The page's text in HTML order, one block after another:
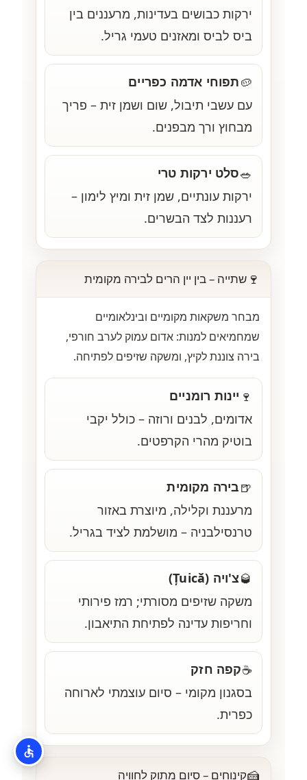
ירקות כבושים בעדינות, מרעננים בין
ביס לביס ומאזנים טעמי גריל.
🥔תפוחי אדמה כפריים
עם עשבי תיבול, שום ושמן זית – פריך
מבחוץ ורך מבפנים.
🥗סלט ירקות טרי
ירקות עונתיים, שמן זית ומיץ לימון –
רעננות לצד הבשרים.
🍷שתייה – בין יין הרים לבירה מקומית
מבחר משקאות מקומיים ובינלאומיים
שמחמיאים למנות: אדום עמוק לערב חורפי,
בירה צוננת לקיץ, ומשקה שזיפים לפתיחה.
🍷 יינות רומניים
אדומים, לבנים ורוזה – כולל יקבי
בוטיק מהרי הקרפטים.
🍺בירה מקומית
מרעננת וקלילה, מיוצרת באזור
טרנסילבניה – מושלמת לציד בגריל.
🥃צ'ויה (Țuică)
משקה שזיפים מסורתי; רמז פירותי
וחריפות עדינה לפתיחת התיאבון.
☕קפה חזק
בסגנון מקומי – סיום עוצמתי לארוחה
כפרית.
🍰קינוחים – סיום מתוק לחוויה